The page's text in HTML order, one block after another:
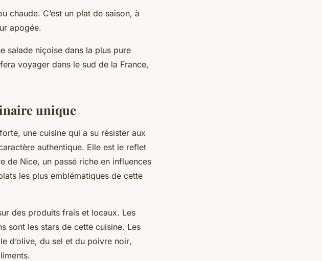
chaude. C’est un plat de saison, à
apogée.
salade niçoise dans la plus pure
voyager dans le sud de la France,
unique
une cuisine qui a su résister aux
authentique. Elle est le reflet
de Nice, un passé riche en influences
les plus emblématiques de cette
des produits frais et locaux. Les
sont les stars de cette cuisine. Les
d’olive, du sel et du poivre noir,